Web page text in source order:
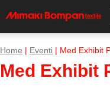
Home Eventi | Med Exhibit
Med Exhibit